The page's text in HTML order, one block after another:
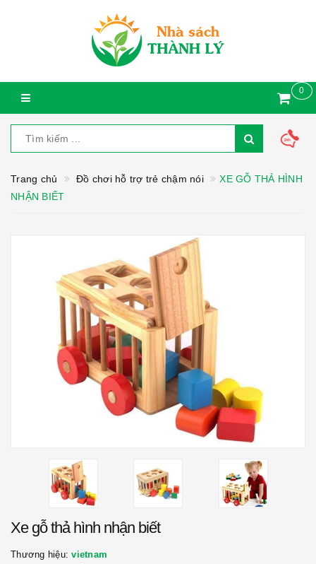
0
Trang chủ Đồ chơi hỗ trợ trẻ chậm nói
XE GỖ THẢ HÌNH
NHẬN BIẾT
Xe gỗ thả hình nhận biết
Thương hiệu:vietnam